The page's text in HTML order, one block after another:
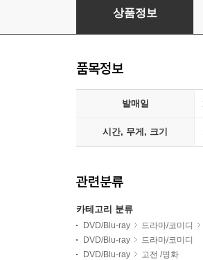
동년왕사 (童年往事) HD
상품정보
품목정보
발매일
시간, 무게, 크기
관련분류
카테고리 분류
DVD/Blu-ray 드라마/코미디
DVD/Blu-ray
드라마/코미디
DVD/Blu-ray
고전 /명화